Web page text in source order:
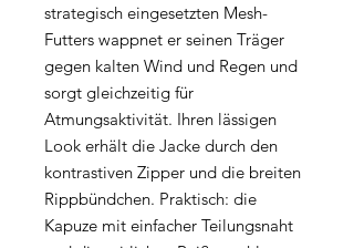
strategisch eingesetzten Mesh-
Futters wappnet er seinen Träger
gegen kalten Wind und Regen und
sorgt gleichzeitig für
Atmungsaktivität. Ihren lässigen
Look erhält die Jacke durch den
kontrastiven Zipper und die breiten
Rippbündchen. Praktisch: die
Kapuze mit einfacher Teilungsnaht